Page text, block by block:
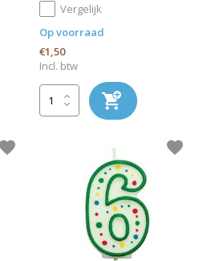
Vergelijk
Op voorraad
€1,50
Incl. btw